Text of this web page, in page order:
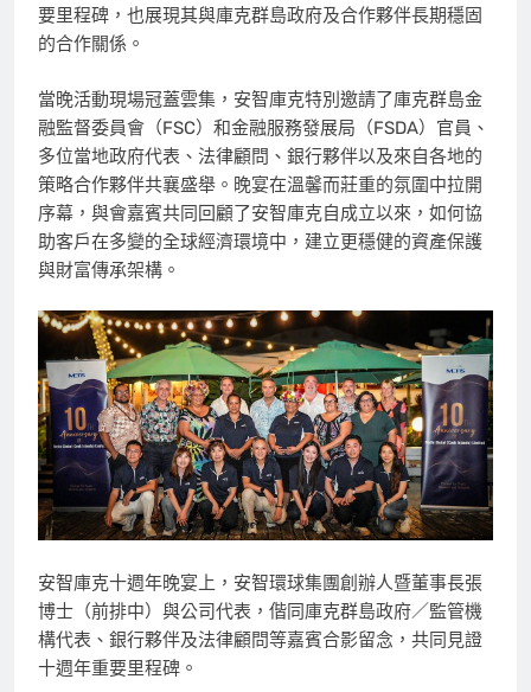
要里程碑，也展現其與庫克群島政府及合作夥伴長期穩固
的合作關係。
當晚活動現場冠蓋雲集，安智庫克特別邀請了庫克群島金
融監督委員會（FSC）和金融服務發展局（FSDA）官員、
多位當地政府代表、法律顧問、銀行夥伴以及來自各地的
策略合作夥伴共襄盛舉。晚宴在溫馨而莊重的氛圍中拉開
序幕，與會嘉賓共同回顧了安智庫克自成立以來，如何協
助客戶在多變的全球經濟環境中，建立更穩健的資產保護
與財富傳承架構。
安智庫克十週年晚宴上，安智環球集團創辦人暨董事長張
博士（前排中）與公司代表，偕同庫克群島政府／監管機
構代表、銀行夥伴及法律顧問等嘉賓合影留念，共同見證
十週年重要里程碑。